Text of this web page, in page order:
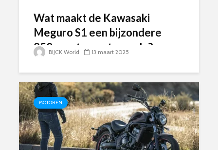
Wat maakt de Kawasaki
Meguro S1 een bijzondere
250cc retro motorcycle?
BIJCK World 13 maart 2025
MOTOREN